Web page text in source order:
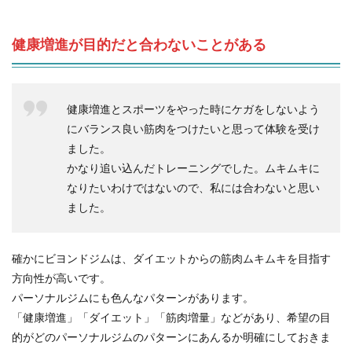
健康増進が目的だと合わないことがある
健康増進とスポーツをやった時にケガをしないよう
にバランス良い筋肉をつけたいと思って体験を受け
ました。
かなり追い込んだトレーニングでした。ムキムキに
なりたいわけではないので、私には合わないと思い
ました。
確かにビヨンドジムは、ダイエットからの筋肉ムキムキを目指す
方向性が高いです。
パーソナルジムにも色んなパターンがあります。
「健康増進」「ダイエット」「筋肉増量」などがあり、希望の目
的がどのパーソナルジムのパターンにあんるか明確にしておきま